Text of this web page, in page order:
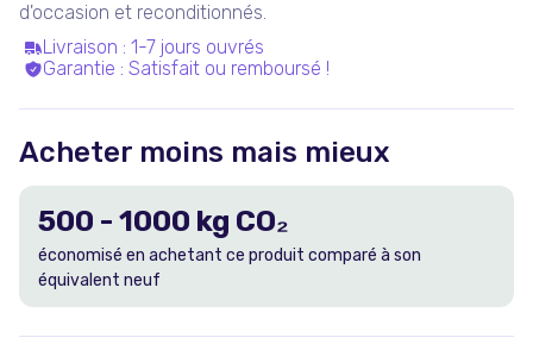
d'occasion et reconditionnés.
Livraison : 1-7 jours ouvrés
Garantie : Satisfait ou remboursé !
Acheter moins mais mieux
500 - 1000 kg CO₂
économisé en achetant ce produit comparé à son
équivalent neuf